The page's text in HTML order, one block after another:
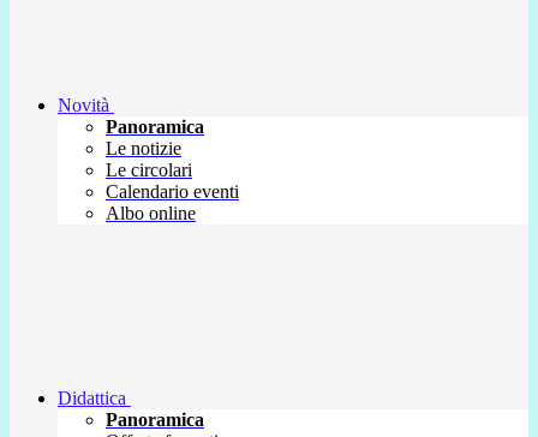
Novità
Panoramica
Le notizie
Le circolari
Calendario eventi
Albo online
Didattica
Panoramica